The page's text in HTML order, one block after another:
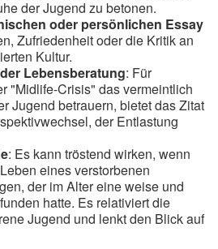
der Jugend zu betonen.
oder persönlichen Essay
Zufriedenheit oder die Kritik an
Kultur.
Lebensberatung: Für
"Midlife-Crisis" das vermeintlich
Jugend betrauern, bietet das Zitat
der Entlastung
: Es kann tröstend wirken, wenn
eines verstorbenen
der im Alter eine weise und
hatte. Es relativiert die
Jugend und lenkt den Blick auf